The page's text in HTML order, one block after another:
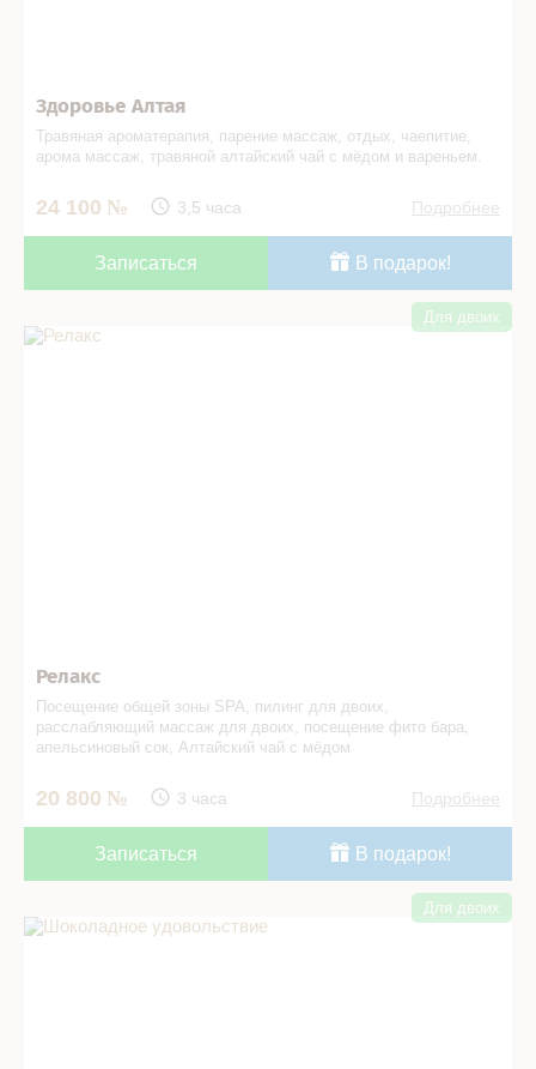
Здоровье Алтая
Травяная ароматерапия, парение массаж, отдых, чаепитие,
арома массаж, травяной алтайский чай с мёдом и вареньем.
24 100 3,5 часа Подробнее
Записаться В подарок!
Релакс в СПА салоне
Релакс
Посещение общей зоны SPA, пилинг для двоих,
расслабляющий массаж для двоих, посещение фито бара,
апельсиновый сок, Алтайский чай с мёдом
20 800 3 часа Подробнее
Для двоих
Записаться В подарок!
Шоколадное удовольствие в СПА салоне
Для двоих